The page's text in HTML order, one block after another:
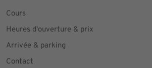
Cours
Heures d'ouverture & prix
Arrivée & parking
Contact